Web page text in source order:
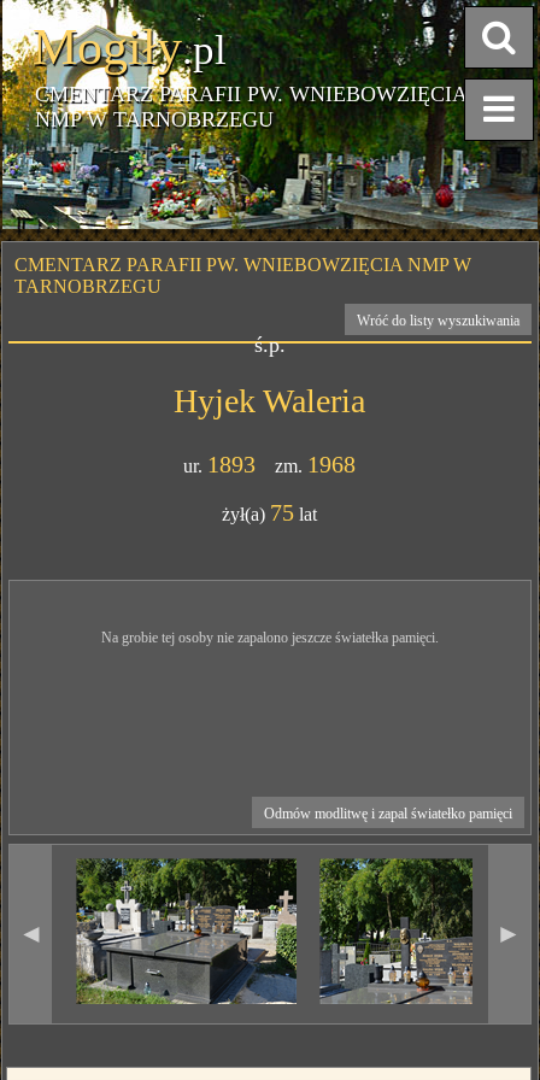
Mogiły.pl
CMENTARZ PARAFII PW. WNIEBOWZIĘCIA
NMP W TARNOBRZEGU
CMENTARZ PARAFII PW. WNIEBOWZIĘCIA NMP W
TARNOBRZEGU
Wróć do listy wyszukiwania
ś.p.
Hyjek Waleria
ur. 1893 zm. 1968
żył(a) 75 lat
Na grobie tej osoby nie zapalono jeszcze światełka pamięci.
Odmów modlitwę i zapal światełko pamięci
◄ ►